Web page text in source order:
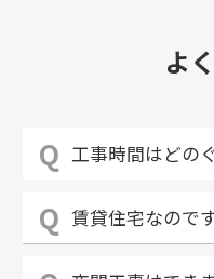
よ
工事時間はどの
賃貸住宅なので